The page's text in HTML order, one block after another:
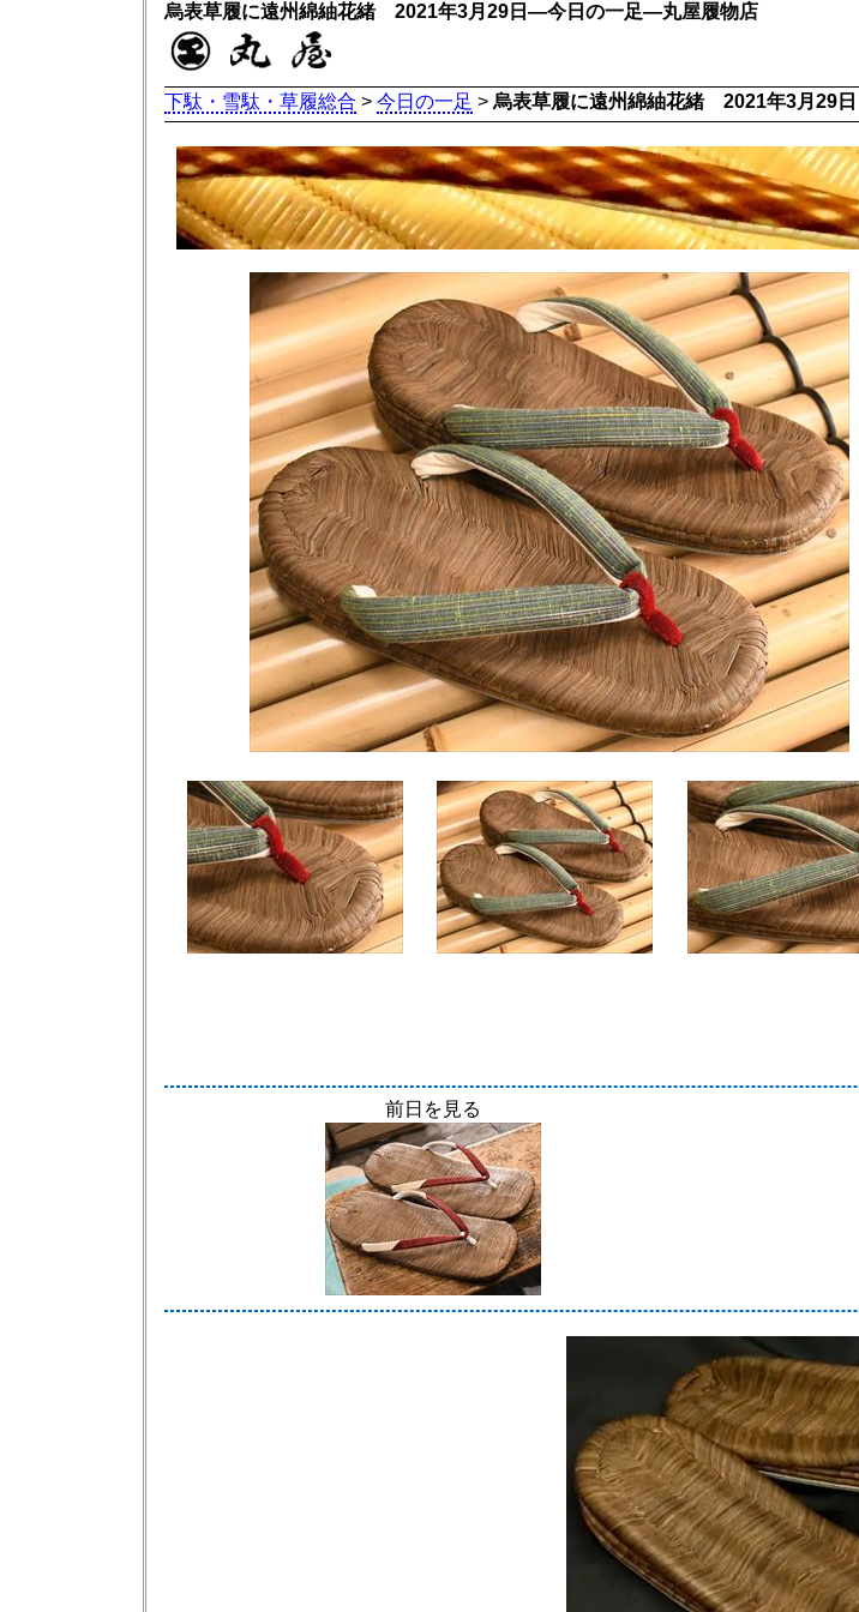
烏表草履に遠州綿紬花緒 2021年3月29日―今日の一足―丸屋履物店
下駄・雪駄・草履総合 > 今日の一足 > 烏表草履に遠州綿紬花緒 2021年3月29日
前日を見る